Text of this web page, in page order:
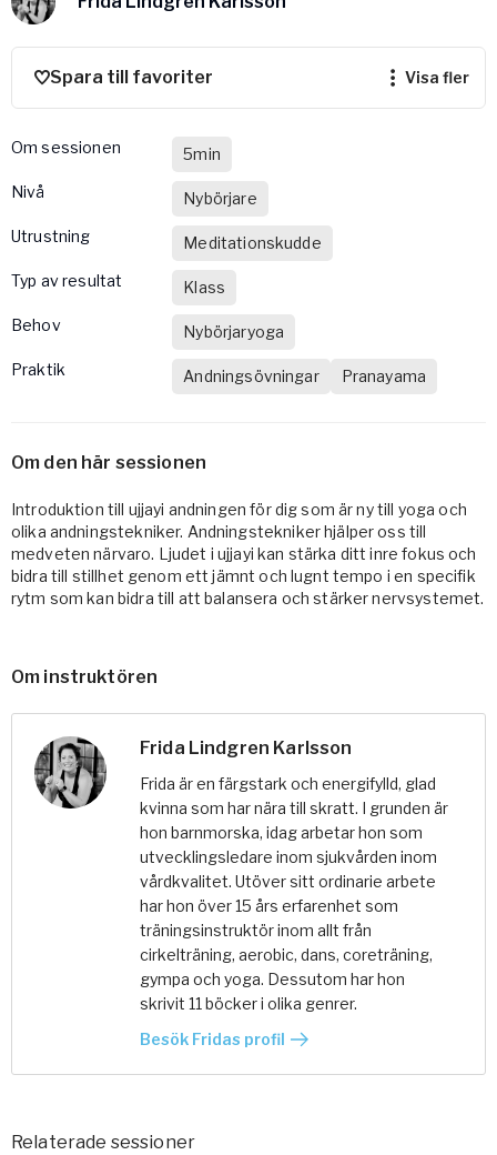
Vården – Yogobe Health & Care
Så stöttar Yogobe patienter, förskrivare och sjukvården
FaR
Fysisk aktivitet på recept
Stöd till arbetsgivare, försäkringsbolag & organisationer
Arbetsgivare
Pausa Smart
Yogobe för yogalärare
Spara till favoriter visa fler
Om sessionen
5min
nivå
Nybörjare
Utrustning
Meditationskudde
Typ av resultat
Klass
Behov
Nybörjaryoga
Praktik
Andningsövningar Pranayama
Om den här sessionen
Introduktion till ujjayi andningen för dig som är ny till yoga och
olika andningstekniker. Andningstekniker hjälper oss till
medveten närvaro. Ljudet i ujjayi kan stärka ditt inre fokus och
bidra till stillhet genom ett jämnt och lugnt tempo i en specifik
rytm som kan bidra till att balansera och stärker nervsystemet.
Om instruktören
Frida Lindgren Karlsson
Frida är en färgstark och energifylld, glad
kvinna som har nära till skratt. I grunden är
hon barnmorska, idag arbetar hon som
utvecklingsledare inom sjukvården inom
vårdkvalitet. Utöver sitt ordinarie arbete
har hon över 15 års erfarenhet som
träningsinstruktör inom allt från
cirkelträning, aerobic, dans, coreträning,
gympa och yoga. Dessutom har hon
skrivit 11 böcker i olika genrer.
Besök Fridas profil
Relaterade sessioner